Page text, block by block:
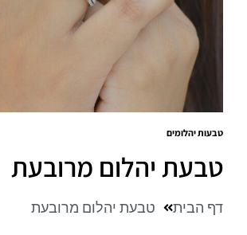
טבעות יהלומים
טבעת יהלום מרובעת
דף הבית טבעת יהלום מרובעת